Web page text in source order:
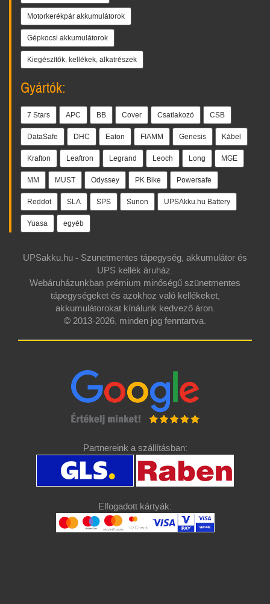
Motorkerékpár akkumulátorok
Gépkocsi akkumulátorok
Kiegészítők, kellékek, alkatrészek
Gyártók:
7 Stars APC BB Cover Csatlakozó CSB
DataSafe DHC Eaton FIAMM Genesis Kábel
Krafton Leaftron Legrand Leoch Long MGE
MM MUST Odyssey PK Bike Powersafe
Reddot SLA SPS Sunon UPSAkku.hu Battery
Yuasa egyéb
UPSakku.hu - Szünetmentes tápegység, akkumulátor és
UPS kellék áruház.
Webáruházunkban prémium minőségű szünetmentes
tápegységeket és azokhoz való kellékeket,
akkumulátorokat kínálunk kedvező áron.
© 2013-2026, minden jog fenntartva.
Partnereink a szállításban:
Elfogadott kártyák: